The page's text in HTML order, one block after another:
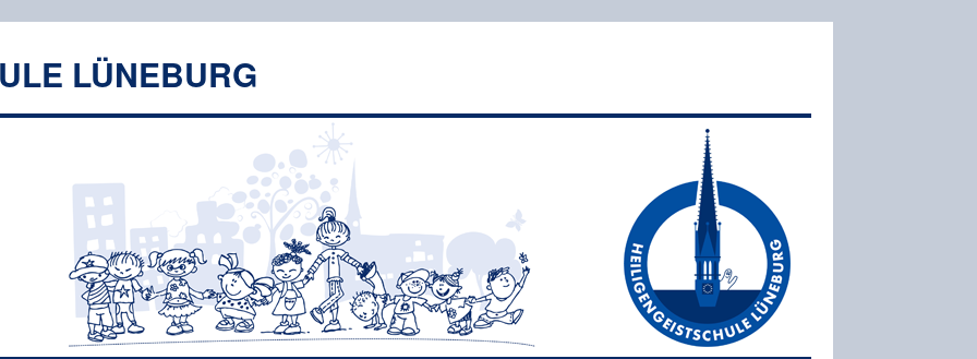
LÜNEBURG